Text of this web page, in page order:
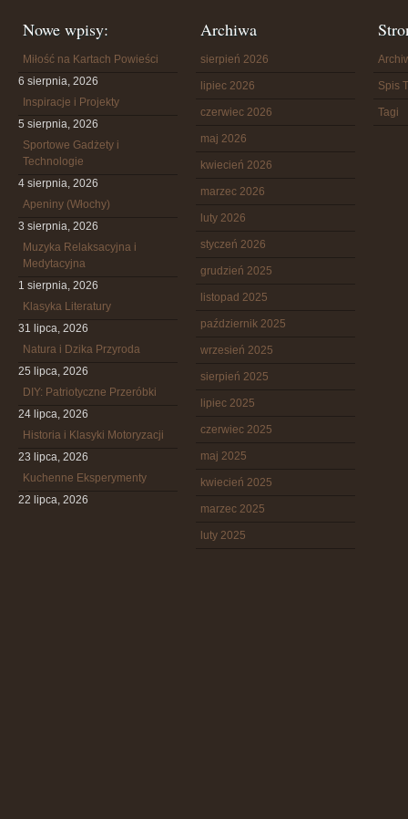
Nowe wpisy:
Miłość na Kartach Powieści
6 sierpnia, 2026
Inspiracje i Projekty
5 sierpnia, 2026
Sportowe Gadżety i
Technologie
4 sierpnia, 2026
Apeniny (Włochy)
3 sierpnia, 2026
Muzyka Relaksacyjna i
Medytacyjna
1 sierpnia, 2026
Klasyka Literatury
31 lipca, 2026
Natura i Dzika Przyroda
25 lipca, 2026
DIY: Patriotyczne Przeróbki
24 lipca, 2026
Historia i Klasyki Motoryzacji
23 lipca, 2026
Kuchenne Eksperymenty
22 lipca, 2026
Archiwa
sierpień 2026
lipiec 2026
czerwiec 2026
maj 2026
kwiecień 2026
marzec 2026
luty 2026
styczeń 2026
grudzień 2025
listopad 2025
październik 2025
wrzesień 2025
sierpień 2025
lipiec 2025
czerwiec 2025
maj 2025
kwiecień 2025
marzec 2025
luty 2025
Spis
Tagi